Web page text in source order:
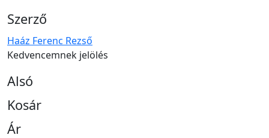
Szerző
Haáz Ferenc Rezső
Kedvencemnek jelölés
Alsó
Kosár
Ár